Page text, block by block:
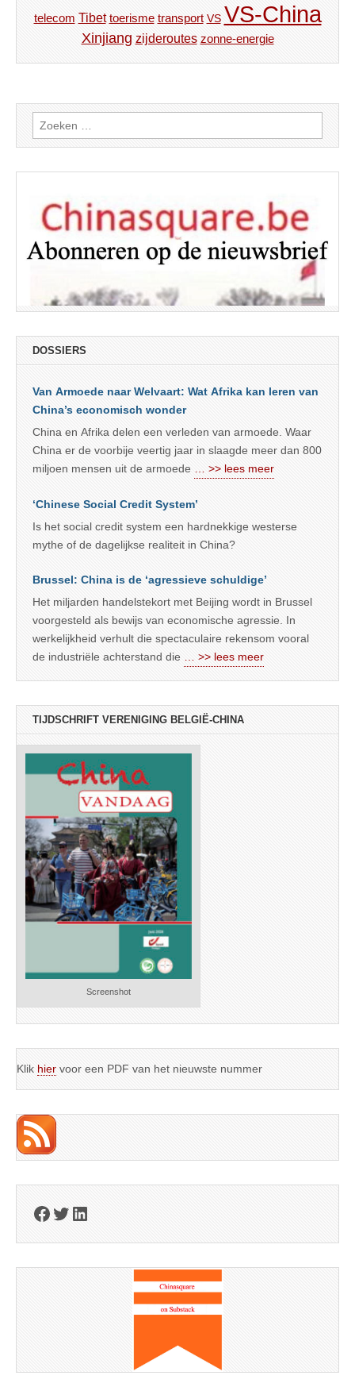
telecom Tibet toerisme transport VS VS-China
Xinjiang zijderoutes zonne-energie
Zoeken
naar:
DOSSIERS
Van Armoede naar Welvaart: Wat Afrika kan leren van
China’s economisch wonder
China en Afrika delen een verleden van armoede. Waar
China er de voorbije veertig jaar in slaagde meer dan 800
miljoen mensen uit de armoede
… >> lees meer
‘Chinese Social Credit System’
Is het social credit system een hardnekkige westerse
mythe of de dagelijkse realiteit in China?
Brussel: China is de ‘agressieve schuldige’
Het miljarden handelstekort met Beijing wordt in Brussel
voorgesteld als bewijs van economische agressie. In
werkelijkheid verhult die spectaculaire rekensom vooral
de industriële achterstand die
… >> lees meer
TIJDSCHRIFT VERENIGING BELGIË-CHINA
Screenshot
Klik hier voor een PDF van het nieuwste nummer
Facebook
Twitter
LinkedIn